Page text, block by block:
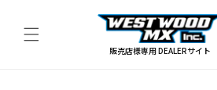
進む
販売店様専用 DEALERサイト